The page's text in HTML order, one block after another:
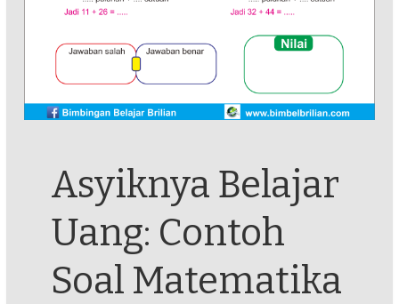
Asyiknya Belajar
Uang: Contoh
Soal Matematika